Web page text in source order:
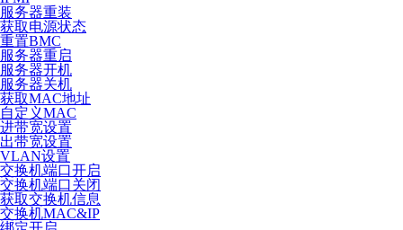
服务器重装
获取电源状态
重置BMC
服务器重启
服务器开机
服务器关机
获取MAC地址
自定义MAC
进带宽设置
出带宽设置
VLAN设置
交换机端口开启
交换机端口关闭
获取交换机信息
交换机MAC&IP